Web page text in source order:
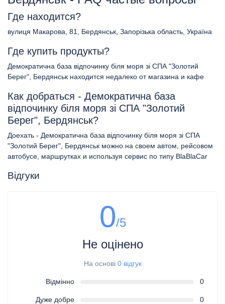
Где находится?
вулиця Макарова, 81, Бердянськ, Запорізька область, Україна
Где купить продукты?
Демократична база відпочинку біля моря зі СПА "Золотий
Берег", Бердянськ находится недалеко от магазина и кафе
Как добраться - Демократична база
відпочинку біля моря зі СПА "Золотий
Берег", Бердянськ?
Доехать - Демократична база відпочинку біля моря зі СПА
"Золотий Берег", Бердянськ можно на своем автом, рейсовом
автобусе, маршрутках и используя сервис по типу BlaBlaCar
Відгуки
0/5
Не оцінено
На основі 0 відгук
Відмінно 0
Дуже добре 0